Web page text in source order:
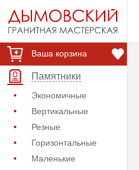
Ваша корзина
Памятники
Экономичные
Вертикальные
Резные
Горизонтальные
Маленькие